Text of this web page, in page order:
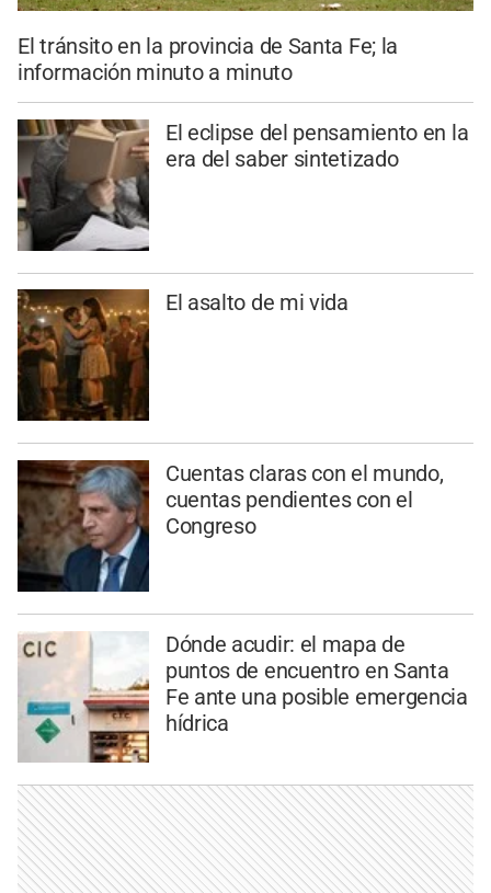
El tránsito en la provincia de Santa Fe; la
información minuto a minuto
El eclipse del pensamiento en la
era del saber sintetizado
El asalto de mi vida
Cuentas claras con el mundo,
cuentas pendientes con el
Congreso
Dónde acudir: el mapa de
puntos de encuentro en Santa
Fe ante una posible emergencia
hídrica